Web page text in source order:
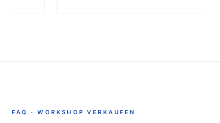
FAQ ·WORKSHOP VERKAUFEN